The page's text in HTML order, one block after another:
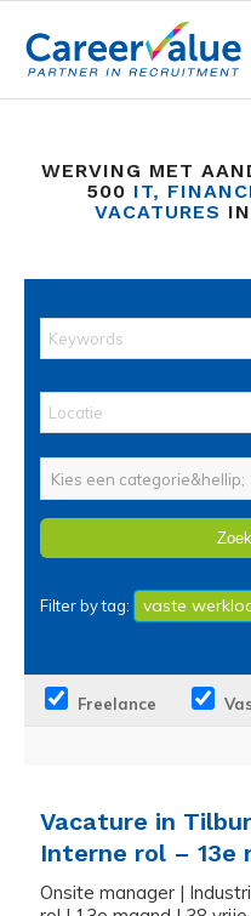
WERVING MET
500 IT,
VACATURES
Kies een categorie&hellip;
Filter by tag: vaste
Freelance
Vacature in
Interne rol – 13e
Onsite manager |